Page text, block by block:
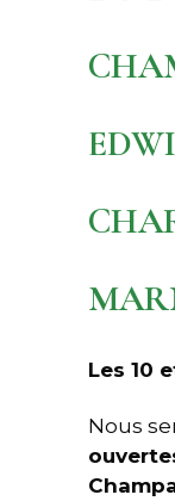
Les 10
Nous